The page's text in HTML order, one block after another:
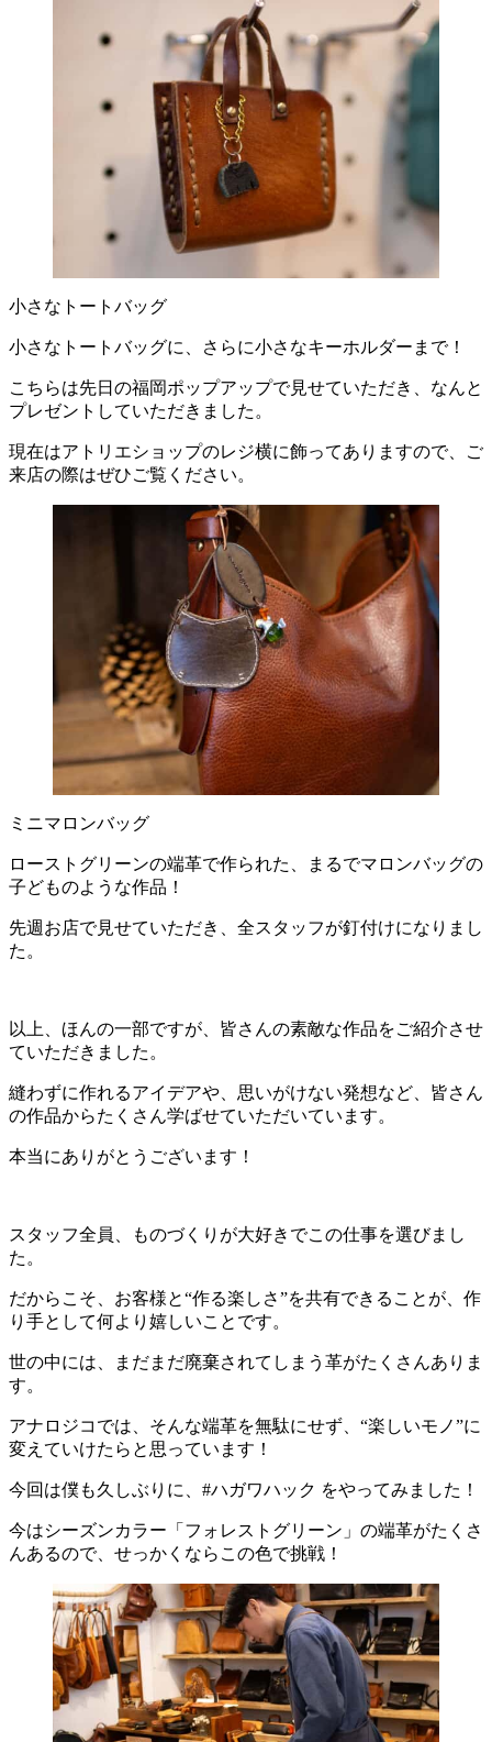
小さなトートバッグ
小さなトートバッグに、さらに小さなキーホルダーまで！
こちらは先日の福岡ポップアップで見せていただき、なんと
プレゼントしていただきました。
現在はアトリエショップのレジ横に飾ってありますので、ご
来店の際はぜひご覧ください。
ミニマロンバッグ
ローストグリーンの端革で作られた、まるでマロンバッグの
子どものような作品！
先週お店で見せていただき、全スタッフが釘付けになりまし
た。
以上、ほんの一部ですが、皆さんの素敵な作品をご紹介させ
ていただきました。
縫わずに作れるアイデアや、思いがけない発想など、皆さん
の作品からたくさん学ばせていただいています。
本当にありがとうございます！
スタッフ全員、ものづくりが大好きでこの仕事を選びまし
た。
だからこそ、お客様と“作る楽しさ”を共有できることが、作
り手として何より嬉しいことです。
世の中には、まだまだ廃棄されてしまう革がたくさんありま
す。
アナロジコでは、そんな端革を無駄にせず、“楽しいモノ”に
変えていけたらと思っています！
今回は僕も久しぶりに、#ハガワハック をやってみました！
今はシーズンカラー「フォレストグリーン」の端革がたくさ
んあるので、せっかくならこの色で挑戦！